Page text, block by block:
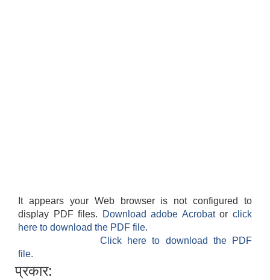
It appears your Web browser is not configured to
display PDF files.
Download adobe Acrobatorclick
here to download the PDF file.
Click here to download the PDF
file.
प्रकार: